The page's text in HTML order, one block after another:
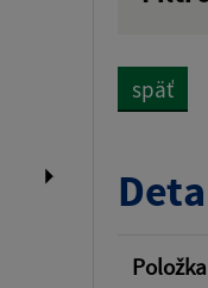
späť
Položka